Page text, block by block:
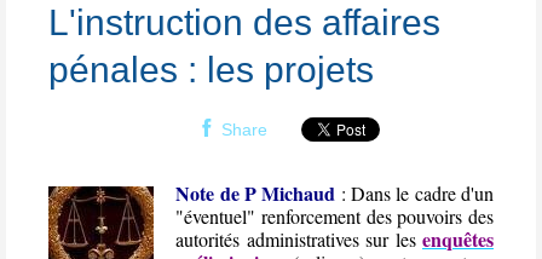
L'instruction des affaires
pénales : les projets
Share
Note de P Michaud : Dans le cadre d'un
"éventuel" renforcement des pouvoirs des
autorités administratives sur les enquêtes